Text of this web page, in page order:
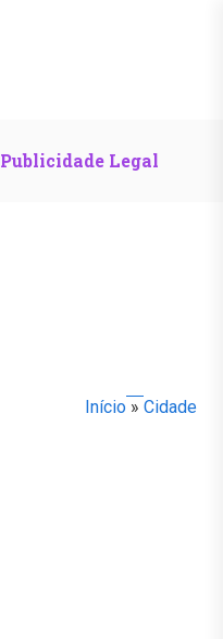
Publicidade Legal
Início » Cidade